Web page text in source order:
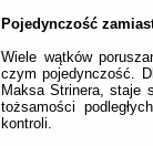
Pojedynczość
Wiele wątków
czym pojedynczość.
Maksa Strinera, staje
tożsamości
kontroli.